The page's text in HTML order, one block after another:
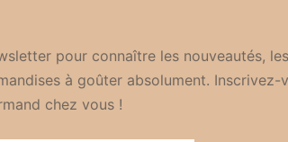
pour connaître les nouveautés,
à goûter absolument.
chez vous !